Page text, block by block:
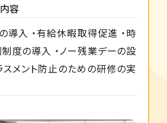
容
導入 ・有給休暇取得促進 ・時
度の導入 ・ノー残業デーの設
メント防止のための研修の実